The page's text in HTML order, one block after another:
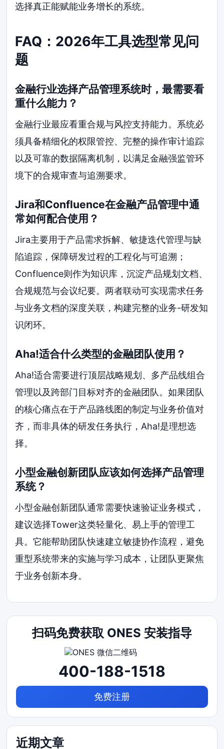
选择真正能赋能业务增长的系统。
FAQ：2026年工具选型常见问
题
金融行业选择产品管理系统时，最需要看
重什么能力？
金融行业最应看重合规与风控支持能力。系统必
须具备精细化的权限管控、完整的操作审计追踪
以及可靠的数据隔离机制，以满足金融强监管环
境下的合规审查与追溯要求。
Jira和Confluence在金融产品管理中通
常如何配合使用？
Jira主要用于产品需求拆解、敏捷迭代管理与缺
陷追踪，保障研发过程的工程化与可追溯；
Confluence则作为知识库，沉淀产品规划文档、
合规规范与会议纪要。两者联动可实现需求任务
与业务文档的深度关联，构建完整的业务-研发知
识闭环。
Aha!适合什么类型的金融团队使用？
Aha!适合需要进行顶层战略规划、多产品线组合
管理以及跨部门目标对齐的金融团队。如果团队
的核心痛点在于产品路线图的制定与业务价值对
齐，而非具体的研发任务执行，Aha!是理想选
择。
小型金融创新团队应该如何选择产品管理
系统？
小型金融创新团队通常需要快速验证业务模式，
建议选择Tower这类轻量化、易上手的管理工
具。它能帮助团队快速建立敏捷协作流程，避免
重型系统带来的实施与学习成本，让团队更聚焦
于业务创新本身。
扫码免费获取 ONES 安装指导
400-188-1518
免费注册
近期文章